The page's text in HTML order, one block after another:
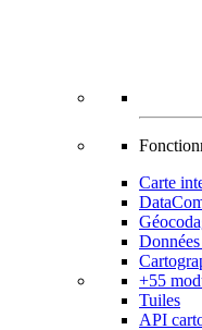
Carte
+55
Tuiles
API